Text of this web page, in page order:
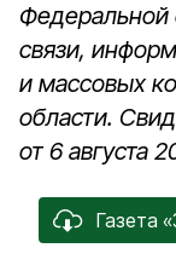
Федеральной
связи,
и массовых
области.
от 6 августа
Газета